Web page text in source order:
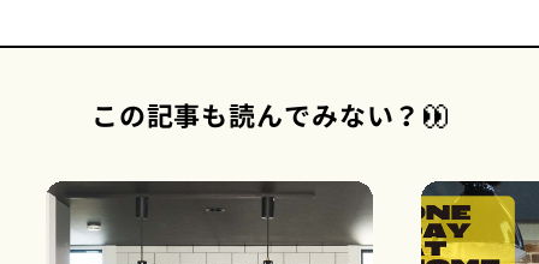
この記事も読んでみない？